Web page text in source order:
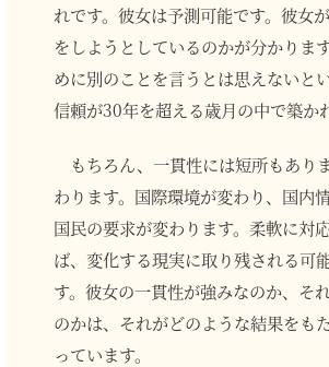
れです。彼女は予測可能です。彼女
をしようとしているのかが分かりま
めに別のことを言うとは思えないと
信頼が30年を超える歳月の中で築か
もちろん、一貫性には短所もあり
わります。国際環境が変わり、国内情
国民の要求が変わります。柔軟に対
ば、変化する現実に取り残される可
す。彼女の一貫性が強みなのか、そ
のかは、それがどのような結果をも
っています。